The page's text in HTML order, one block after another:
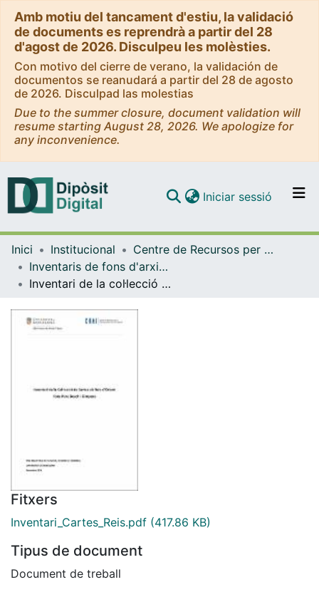
Amb motiu del tancament d'estiu, la validació
de documents es reprendrà a partir del 28
d'agost de 2026. Disculpeu les molèsties.
Con motivo del cierre de verano, la validación de
documentos se reanudará a partir del 28 de agosto
de 2026. Disculpad las molestias
Due to the summer closure, document validation will
resume starting August 28, 2026. We apologize for
any inconvenience.
Navega per tot el DD
Com publicar
Iniciar sessió (current)
Inici Institucional
Centre de Recursos per a l'Aprenentatge i la Investigació (CRAI-UB) - Institucional
Inventaris de fons d'arxiu i de col·leccions especials (CRAI-UB)
Inventari de la col·lecció de cartes als Reis d'Orient del Fons Pere Bosch i Gimpera (1921-1925)
Fitxers
Inventari_Cartes_Reis.pdf (417.86 KB)
Tipus de document
Document de treball